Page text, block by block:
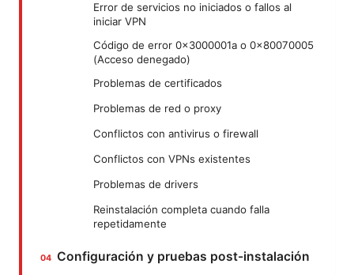
Error de servicios no iniciados o fallos al
iniciar VPN
Código de error 0x3000001a o 0x80070005
(Acceso denegado)
Problemas de certificados
Problemas de red o proxy
Conflictos con antivirus o firewall
Conflictos con VPNs existentes
Problemas de drivers
Reinstalación completa cuando falla
repetidamente
Configuración y pruebas post-instalación